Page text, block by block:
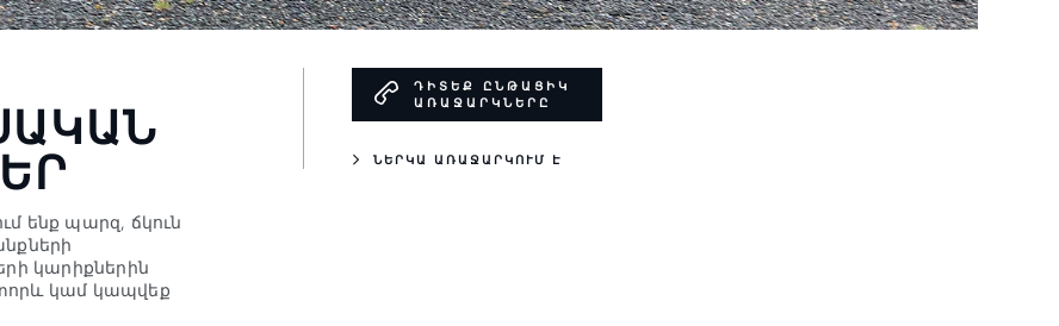
ենք պարզ, ճկուն
կարիքներին
կամ կապվեք
ԴԻՏԵՔ ԸՆԹԱՑԻԿ
ԱՌԱՋԱՐԿՆԵՐԸ
ՆԵՐԿԱ ԱՌԱՋԱՐԿՈՒՄ Է